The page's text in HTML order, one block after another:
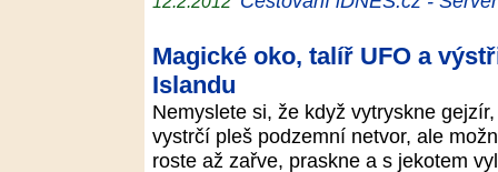
Magické oko, talíř UFO a
Islandu
Nemyslete si, že když vytryskne
vystrčí pleš podzemní netvor, ale
roste až zařve, praskne a s jekotem